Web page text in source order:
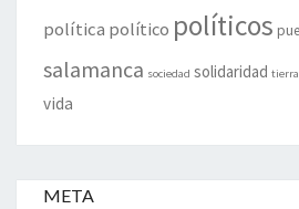
política político políticos
salamanca sociedad solidaridad tierra
vida
META